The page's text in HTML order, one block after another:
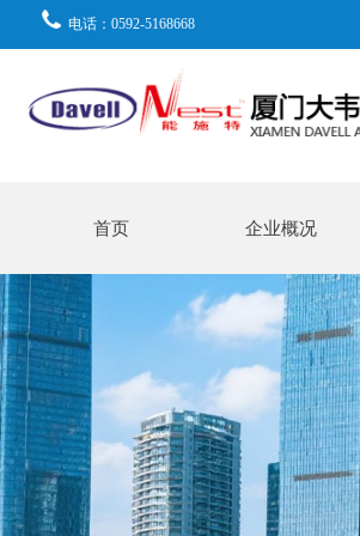
电话：0592-5168668
首页 企业概况